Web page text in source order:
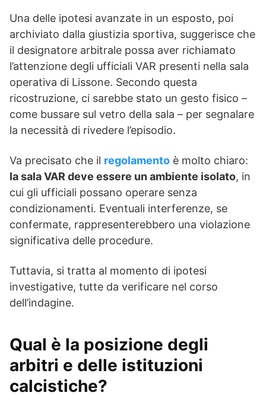
Una delle ipotesi avanzate in un esposto, poi
archiviato dalla giustizia sportiva, suggerisce che
il designatore arbitrale possa aver richiamato
l’attenzione degli ufficiali VAR presenti nella sala
operativa di Lissone. Secondo questa
ricostruzione, ci sarebbe stato un gesto fisico –
come bussare sul vetro della sala – per segnalare
la necessità di rivedere l’episodio.
Va precisato che il regolamento è molto chiaro:
la sala VAR deve essere un ambiente isolato, in
cui gli ufficiali possano operare senza
condizionamenti. Eventuali interferenze, se
confermate, rappresenterebbero una violazione
significativa delle procedure.
Tuttavia, si tratta al momento di ipotesi
investigative, tutte da verificare nel corso
dell’indagine.
Qual è la posizione degli
arbitri e delle istituzioni
calcistiche?